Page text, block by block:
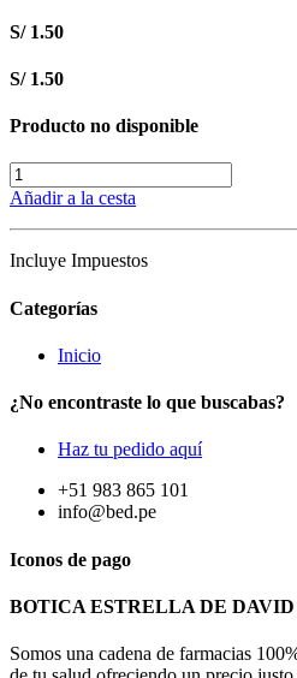
S/ 1.50
S/ 1.50
Producto no disponible
Añadir a la cesta
Incluye Impuestos
Categorías
Inicio
¿No encontraste lo que buscabas?
Haz tu pedido aquí
+51 983 865 101
info@bed.pe
Iconos de pago
BOTICA ESTRELLA DE
Somos una cadena de farmacias